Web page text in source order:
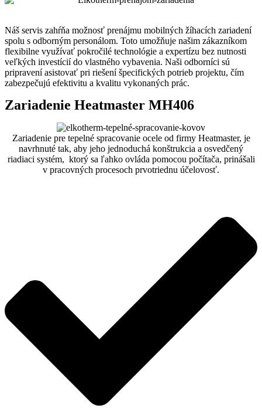
Náš servis zahŕňa možnosť prenájmu mobilných žíhacích zariadení
spolu s odborným personálom. Toto umožňuje našim zákazníkom
flexibilne využívať pokročilé technológie a expertízu bez nutnosti
veľkých investícií do vlastného vybavenia. Naši odborníci sú
pripravení asistovať pri riešení špecifických potrieb projektu, čím
zabezpečujú efektivitu a kvalitu vykonaných prác.
Zariadenie Heatmaster MH406
Zariadenie pre tepelné spracovanie ocele od firmy Heatmaster, je
navrhnuté tak, aby jeho jednoduchá konštrukcia a osvedčený
riadiaci systém, ktorý sa ľahko ovláda pomocou počítača, prinášali
v pracovných procesoch prvotriednu účelovosť.